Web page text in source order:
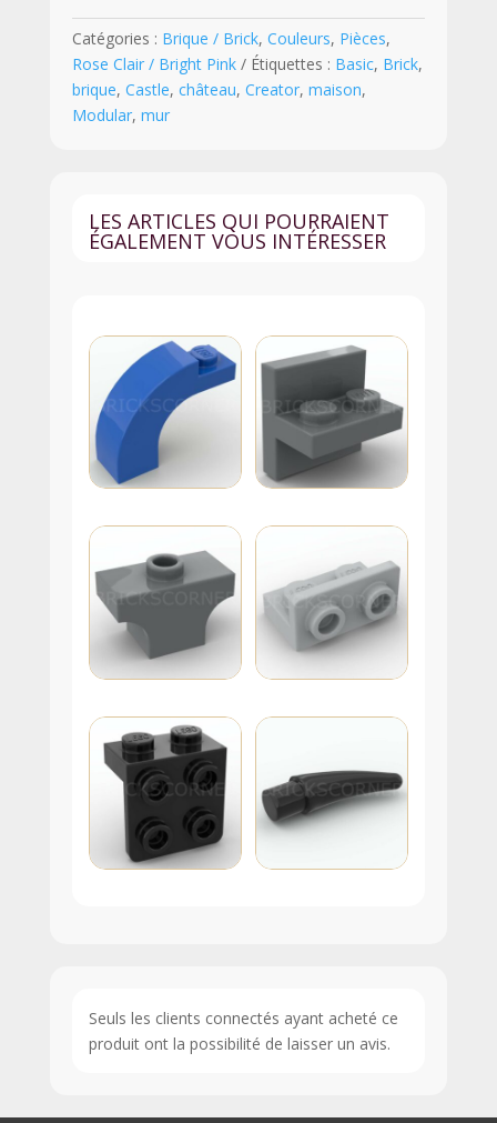
Catégories : Brique / Brick, Couleurs, Pièces,
Rose Clair / Bright Pink
Étiquettes : Basic, Brick,
brique, Castle, château, Creator, maison,
Modular, mur
LES ARTICLES QUI POURRAIENT
ÉGALEMENT VOUS INTÉRESSER
Seuls les clients connectés ayant acheté ce
produit ont la possibilité de laisser un avis.